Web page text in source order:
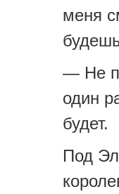
меня
— Не
один
будет.
Под